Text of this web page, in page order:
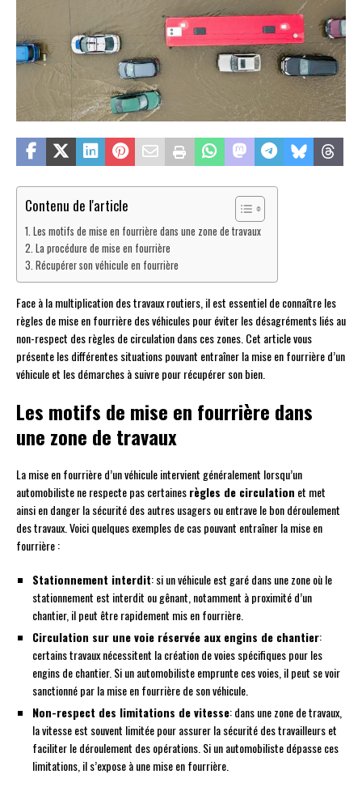
Contenu de l'article
Les motifs de mise en fourrière dans une zone de travaux
La procédure de mise en fourrière
Récupérer son véhicule en fourrière
Face à la multiplication des travaux routiers, il est essentiel de connaître les
règles de mise en fourrière des véhicules pour éviter les désagréments liés au
non-respect des règles de circulation dans ces zones. Cet article vous
présente les différentes situations pouvant entraîner la mise en fourrière d’un
véhicule et les démarches à suivre pour récupérer son bien.
Les motifs de mise en fourrière dans
une zone de travaux
La mise en fourrière d’un véhicule intervient généralement lorsqu’un
automobiliste ne respecte pas certainesrègles de circulation et met
ainsi en danger la sécurité des autres usagers ou entrave le bon déroulement
des travaux. Voici quelques exemples de cas pouvant entraîner la mise en
fourrière :
Stationnement interdit: si un véhicule est garé dans une zone où le
stationnement est interdit ou gênant, notamment à proximité d’un
chantier, il peut être rapidement mis en fourrière.
Circulation sur une voie réservée aux engins de chantier:
certains travaux nécessitent la création de voies spécifiques pour les
engins de chantier. Si un automobiliste emprunte ces voies, il peut se voir
sanctionné par la mise en fourrière de son véhicule.
Non-respect des limitations de vitesse: dans une zone de travaux,
la vitesse est souvent limitée pour assurer la sécurité des travailleurs et
faciliter le déroulement des opérations. Si un automobiliste dépasse ces
limitations, il s’expose à une mise en fourrière.